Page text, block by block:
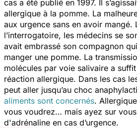
cas a été publié en 1997. Il
allergique à la pomme. La
aux urgence sans en avoir mangé.
l’interrogatoire, les médecins se
avait embrassé son compagnon
manger une pomme. La
molécules par voie salivaire a
réaction allergique. Dans les cas
peut aller jusqu’au choc
aliments sont concernés.
vous voudrez… mais ayez sur
d'adrénaline en cas d’urgence.